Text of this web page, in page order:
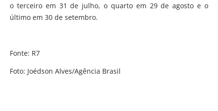
o terceiro em 31 de julho, o quarto em 29 de agosto e o
último em 30 de setembro.
Fonte: R7
Foto: Joédson Alves/Agência Brasil